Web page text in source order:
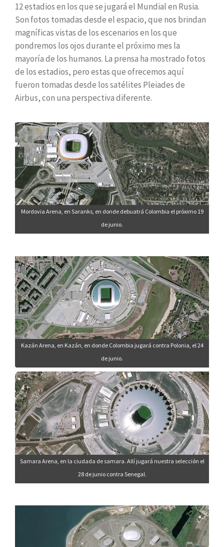
12 estadios en los que se jugará el Mundial en Rusia.
Son fotos tomadas desde el espacio, que nos brindan
magníficas vistas de los escenarios en los que
pondremos los ojos durante el próximo mes la
mayoría de los humanos. La prensa ha mostrado fotos
de los estadios, pero estas que ofrecemos aquí
fueron tomadas desde los satélites Pleiades de
Airbus, con una perspectiva diferente.
Mordovia Arena, en Saranks, en donde debuatrá Colombia el próximo 19
de junio.
Kazán Arena, en Kazán, en donde Colombia jugará contra Polonia, el 24
de junio.
Samara Arena, en la ciudada de samara. Allí jugará nuestra selección el
28 de junio contra Senegal.